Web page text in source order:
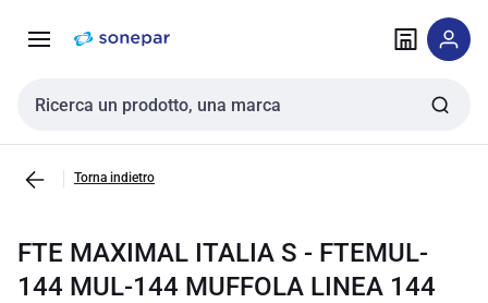
navigazione alla
Cerca input
Torna indietro
FTE MAXIMAL ITALIA S - FTEMUL-
144 MUL-144 MUFFOLA LINEA 144